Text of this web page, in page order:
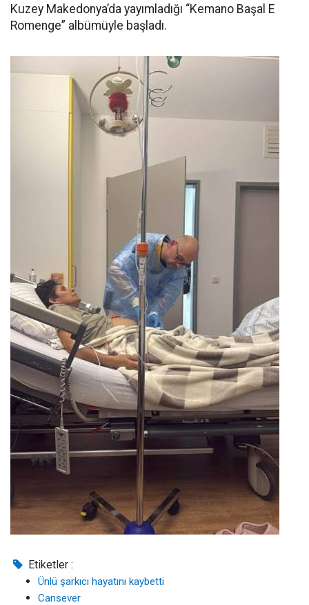
Kuzey Makedonya’da yayımladığı “Kemano Başal E
Romenge” albümüyle başladı.
Etiketler :
Ünlü şarkıcı hayatını kaybetti
Cansever